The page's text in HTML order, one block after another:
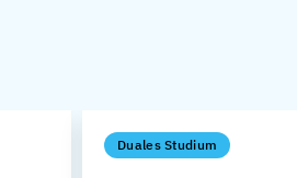
Duales Studium